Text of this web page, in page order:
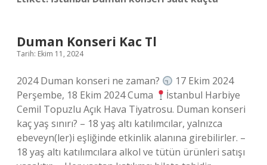
Duman Konseri Kac Tl
Tarih: Ekim 11, 2024
2024 Duman konseri ne zaman?
17 Ekim 2024
Perşembe, 18 Ekim 2024 Cuma
İstanbul Harbiye
Cemil Topuzlu Açık Hava Tiyatrosu. Duman konseri
kaç yaş sınırı? – 18 yaş altı katılımcılar, yalnızca
ebeveyn(ler)i eşliğinde etkinlik alanına girebilirler. –
18 yaş altı katılımcılara alkol ve tütün ürünleri satışı